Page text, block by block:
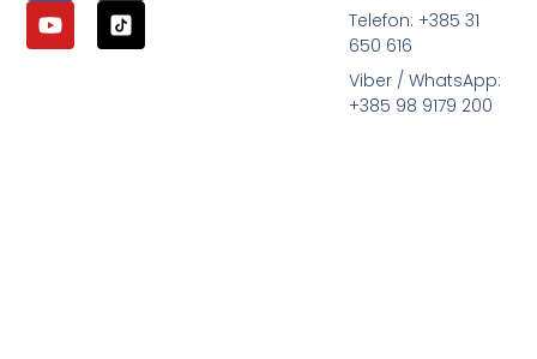
Telefon: +385 31
650 616
Viber / WhatsApp:
+385 98 9179 200